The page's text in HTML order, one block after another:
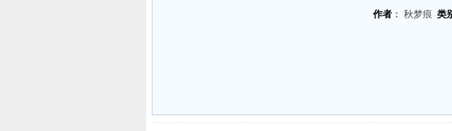
作者： 秋梦痕 类